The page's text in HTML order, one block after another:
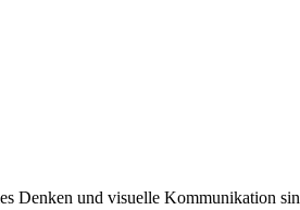
Denken und visuelle Kommunikation